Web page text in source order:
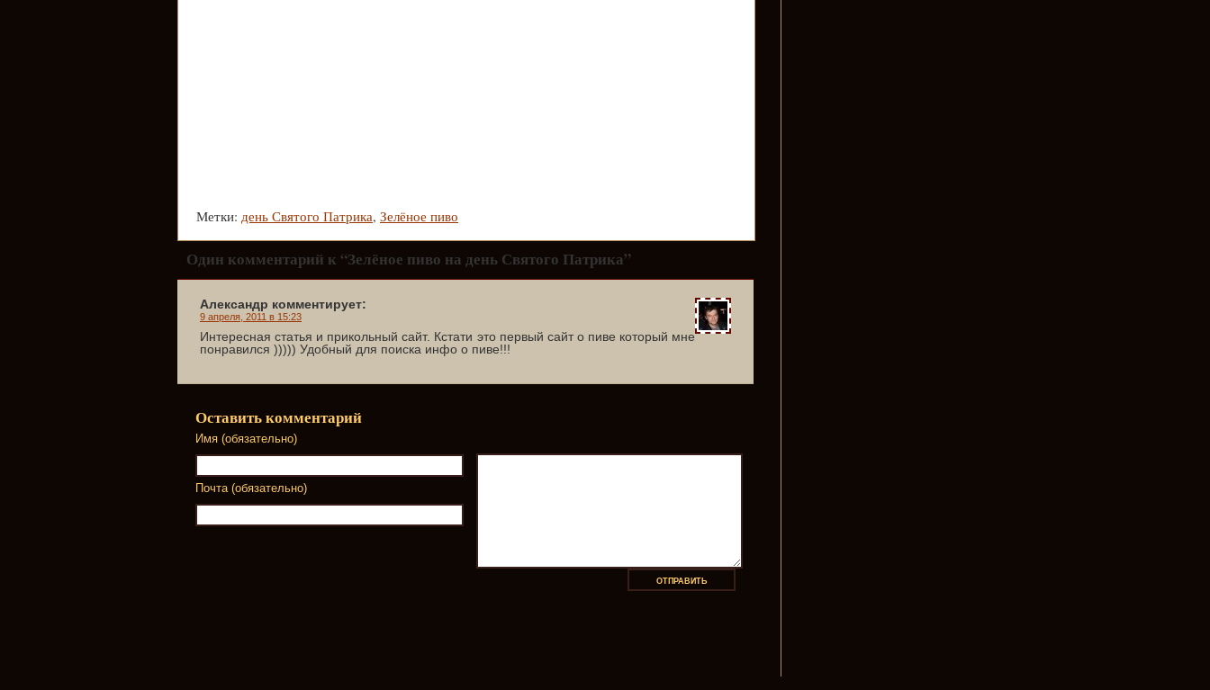
Метки: день Святого Патрика, Зелёное пиво
Один комментарий к “Зелёное пиво на день Святого Патрика”
Александр комментирует:
9 апреля, 2011 в 15:23
Интересная статья и прикольный сайт. Кстати это первый сайт о пиве который мне
понравился ))))) Удобный для поиска инфо о пиве!!!
Оставить комментарий
Имя (обязательно)
Почта (обязательно)